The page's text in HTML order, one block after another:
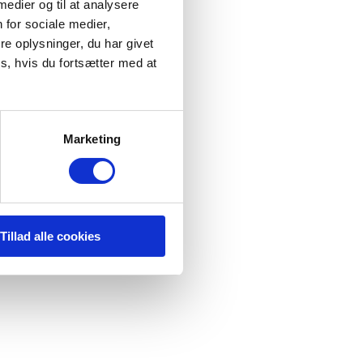
og til at analysere
for sociale medier,
oplysninger, du har givet
hvis du fortsætter med at
Marketing
Tillad alle cookies